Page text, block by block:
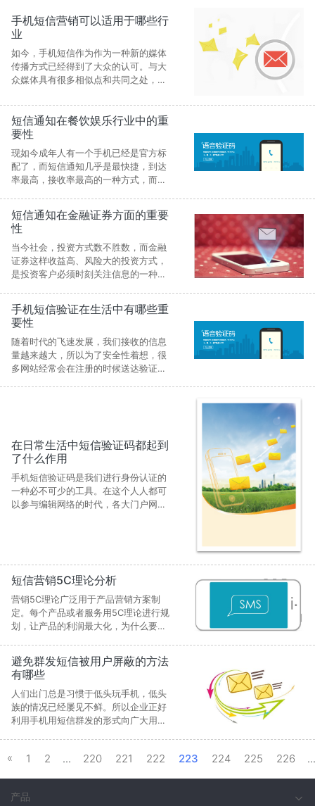
信
手机短信营销可以适用于哪些行
业
如今，手机短信作为作为一种新的媒体
传播方式已经得到了大众的认可。与大
众媒体具有很多相似点和共同之处，在
有了很多受众用户。
短信通知在餐饮娱乐行业中的重
要性
现如今成年人有一个手机已经是官方标
配了，而短信通知几乎是最快捷，到达
率最高，接收率最高的一种方式，而且
选，所以几乎每个行业都需要短信通知
这种业务，
短信通知在金融证券方面的重要
性
当今社会，投资方式数不胜数，而金融
证券这样收益高、风险大的投资方式，
是投资客户必须时刻关注信息的一种投
收到准确的信息是现下着重要考虑的事
情。
手机短信验证在生活中有哪些重
要性
随着时代的飞速发展，我们接收的信息
量越来越大，所以为了安全性着想，很
多网站经常会在注册的时候送达验证码
在日常生活中短信验证码都起到
了什么作用
手机短信验证码是我们进行身份认证的
一种必不可少的工具。在这个人人都可
以参与编辑网络的时代，各大门户网站
短信营销5C理论分析
营销5C理论广泛用于产品营销方案制
定。每个产品或者服务用5C理论进行规
划，让产品的利润最大化，为什么要用
面给你详细的说明一下。
避免群发短信被用户屏蔽的方法
有哪些
人们出门总是习惯于低头玩手机，低头
族的情况已经屡见不鲜。所以企业正好
利用手机用短信群发的形式向广大用户
被屏蔽拉黑，这其实也有一些小技巧。
« 1 2 ... 220 221 222 223 224 225 226 ...
产品